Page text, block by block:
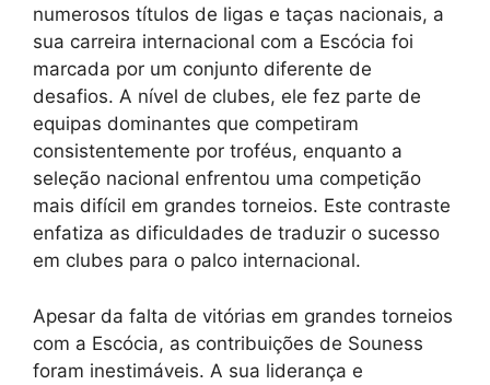
numerosos títulos de ligas e taças nacionais, a
sua carreira internacional com a Escócia foi
marcada por um conjunto diferente de
desafios. A nível de clubes, ele fez parte de
equipas dominantes que competiram
consistentemente por troféus, enquanto a
seleção nacional enfrentou uma competição
mais difícil em grandes torneios. Este contraste
enfatiza as dificuldades de traduzir o sucesso
em clubes para o palco internacional.
Apesar da falta de vitórias em grandes torneios
com a Escócia, as contribuições de Souness
foram inestimáveis. A sua liderança e